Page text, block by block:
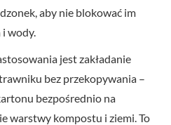
aby nie blokować im
wody.
jest zakładanie
bez przekopywania –
bezpośrednio na
warstwy kompostu i ziemi. To